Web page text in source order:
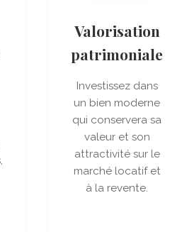
Valorisation
patrimoniale
Investissez dans
un bien moderne
qui conservera sa
valeur et son
attractivité sur le
marché locatif et
à la revente.